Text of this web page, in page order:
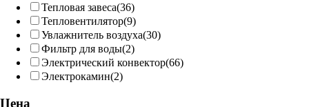
Тепловая завеса(36)
Тепловентилятор(9)
Увлажнитель воздуха(30)
Фильтр для воды(2)
Электрический конвектор(66)
Электрокамин(2)
Цена